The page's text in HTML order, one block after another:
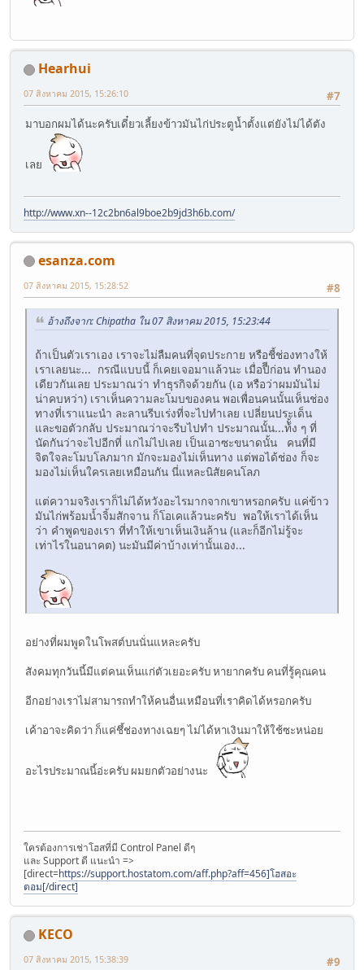
Hearhui
#7
07 สิงหาคม 2015, 15:26:10
มาบอกผมได้นะครับเดี๋ยวเลี้ยงข้าวมันไก่ประตูน้ำตั้งแต่ยังไม่ได้ตัง
เลย
http://www.xn--12c2bn6al9boe2b9jd3h6b.com/
esanza.com
#8
07 สิงหาคม 2015, 15:28:52
อ้างถึงจาก: Chipatha ใน 07 สิงหาคม 2015, 15:23:44
ถ้าเป็นตัวเราเอง เราจะไม่ลืมคนที่จุดประกาย หรือชี้ช่องทางให้
เราเลยนะ... กรณีแบบนี้ ก็เคยเจอมาแล้วนะ เมื่อปีีก่อน ทำนอง
เดียวกันเลย ประมาณว่า ทำธุรกิจด้วยกัน (เอ หรือว่าผมมันไม่
น่าคบหว่า) เราเห็นความละโมบของคน พอเพื่อนคนนั้นเห็นช่อง
ทางที่เราแนะนำ ละลานรีบเร่งที่จะไปทำเลย เปลี่ยนประเด็น
และขอตัวกลับ ประมาณว่าจะรีบไปทำ ประมาณนั้น...ท้ั้ง ๆ ที่
นัดกันว่าจะไปอีกที่ แกไม่ไปเลย เป็นเอาซะขนาดนั้น คนที่มี
จิตใจละโมบโลภมาก มักจะมองไม่เห็นทาง แต่พอได้ช่อง ก็จะ
มองไม่เห็นใครเลยเหมือนกัน นี่แหละนิสัยคนโลภ
แต่ความจริงเราก็ไม่ได้หวังอะไรมากจากเขาหรอกครับ แค่ข้าว
มันไก่พร้อมน้ำจิ้มสักจาน ก็โอเคแล้วนะครับ พอให้เราได้เห็น
ว่า คำพูดของเรา ที่ทำให้เขาเห็นเงินล้าน (และก็อีกไม่รู้จะ
เท่าไรในอนาคต) นะมันมีค่าบ้างเท่านั้นเอง...
อย่างที่ผมพูดในโพสต์บนนั่นแหละครับ
สังคมทุกวันนี้มีแต่คนเห็นแก่ตัวเยอะครับ หายากครับ คนที่รู้คุณคน
อีกอย่างเราไม่สามารถทำให้คนอื่นเหมือนที่เราคิดได้หรอกครับ
เค้าอาจะคิดว่า ก็แค่ชึ้ช่องทางเฉยๆ ไม่ได้หาเงินมาให้ใช้ซะหน่อย
อะไรประมาณนี้อ่ะครับ ผมยกตัวอย่างนะ
ใครต้องการเช่าโฮสที่มี Control Panel ดีๆ
และ Support ดี แนะนำ =>
[direct=https://support.hostatom.com/aff.php?aff=456]โฮสอะ
ตอม[/direct]
KECO
#9
07 สิงหาคม 2015, 15:38:39